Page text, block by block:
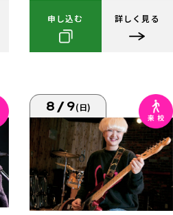
申し込む 詳しく見る
8/9(日)